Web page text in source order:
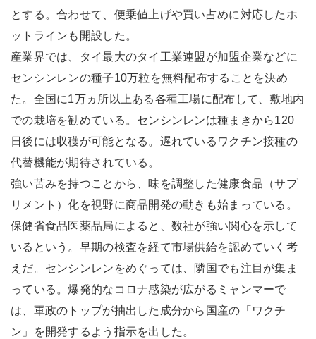
とする。合わせて、便乗値上げや買い占めに対応したホ
ットラインも開設した。
産業界では、タイ最大のタイ工業連盟が加盟企業などに
センシンレンの種子10万粒を無料配布することを決め
た。全国に1万ヵ所以上ある各種工場に配布して、敷地内
での栽培を勧めている。センシンレンは種まきから120
日後には収穫が可能となる。遅れているワクチン接種の
代替機能が期待されている。
強い苦みを持つことから、味を調整した健康食品（サプ
リメント）化を視野に商品開発の動きも始まっている。
保健省食品医薬品局によると、数社が強い関心を示して
いるという。早期の検査を経て市場供給を認めていく考
えだ。センシンレンをめぐっては、隣国でも注目が集ま
っている。爆発的なコロナ感染が広がるミャンマーで
は、軍政のトップが抽出した成分から国産の「ワクチ
ン」を開発するよう指示を出した。